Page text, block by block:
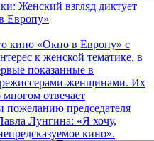
Женский взгляд диктует
Европу»
кино «Окно в Европу» с
к женской тематике, в
показанные в
женщинами. Их
отвечает
пожеланию председателя
Лунгина: «Я хочу,
кино».